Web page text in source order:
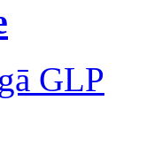
GLP